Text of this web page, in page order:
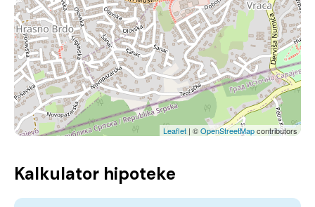
Leaflet | ©OpenStreetMapcontributors
Kalkulator hipoteke